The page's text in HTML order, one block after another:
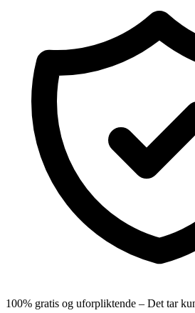
100% gratis og uforpliktende – Det tar